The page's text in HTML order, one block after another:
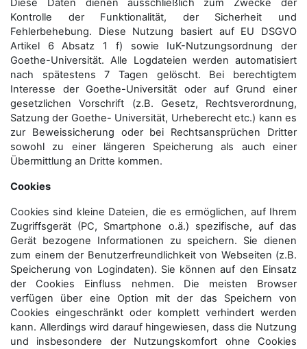
Diese Daten dienen ausschließlich zum Zwecke der
Kontrolle der Funktionalität, der Sicherheit und
Fehlerbehebung. Diese Nutzung basiert auf EU DSGVO
Artikel 6 Absatz 1 f) sowie IuK-Nutzungsordnung der
Goethe-Universität. Alle Logdateien werden auto­matisiert
nach spätestens 7 Tagen gelöscht. Bei berechtigtem
Interesse der Goethe-Universität oder auf Grund einer
gesetzlichen Vorschrift (z.B. Gesetz, Rechtsverordnung,
Satzung der Goethe- Universität, Urheberecht etc.) kann es
zur Beweissicherung oder bei Rechtsansprüchen Dritter
sowohl zu einer längeren Speicherung als auch einer
Übermittlung an Dritte kommen.
Cookies
Cookies sind kleine Dateien, die es ermöglichen, auf Ihrem
Zugriffsgerät (PC, Smartphone o.ä.) spezifische, auf das
Gerät bezogene Informationen zu speichern. Sie dienen
zum einem der Benutzerfreundlichkeit von Webseiten (z.B.
Speicherung von Logindaten). Sie können auf den Einsatz
der Cookies Einfluss nehmen. Die meisten Browser
verfügen über eine Option mit der das Speichern von
Cookies eingeschränkt oder komplett verhindert werden
kann. Allerdings wird darauf hingewiesen, dass die Nutzung
und insbesondere der Nutzungskomfort ohne Cookies